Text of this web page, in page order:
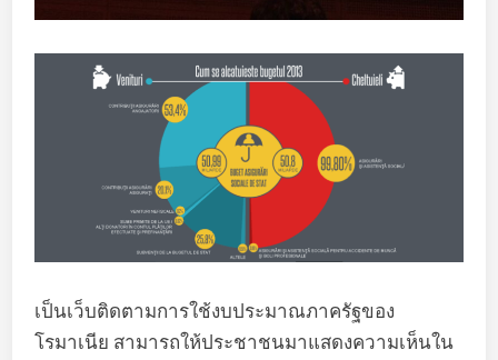
เป็นเว็บติดตามการใช้งบประมาณภาครัฐของ
โรมาเนีย สามารถให้ประชาชนมาแสดงความเห็นใน